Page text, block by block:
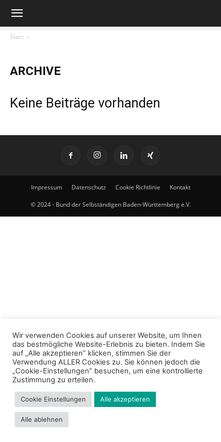
Start
ARCHIVE
Keine Beiträge vorhanden
Impressum Datenschutz Cookie Richtlinie Kontakt
© 2024 - Bund der Selbständigen Baden-Württemberg e.V.
Wir verwenden Cookies auf unserer Website, um Ihnen
das bestmögliche Website-Erlebnis zu bieten. Indem Sie
auf „Alle akzeptieren” klicken, stimmen Sie der
Verwendung ALLER Cookies zu. Sie können jedoch die
„Cookie-Einstellungen” besuchen, um eine kontrollierte
Zustimmung zu erteilen.
Cookie Einstellungen Alle akzeptieren
Alle ablehnen